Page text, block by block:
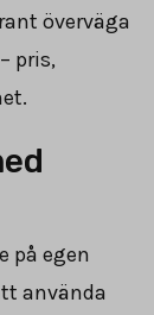
överväga
pris,
på egen
använda